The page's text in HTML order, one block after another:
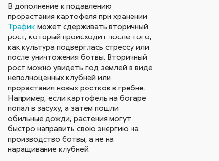
В дополнение к подавлению
прорастания картофеля при хранении
Трафик может сдерживать вторичный
рост, который происходит после того,
как культура подверглась стрессу или
после уничтожения ботвы. Вторичный
рост можно увидеть под землей в виде
неполноценных клубней или
прорастания новых ростков в гребне.
Например, если картофель на богаре
попал в засуху, а затем пошли
обильные дожди, растения могут
быстро направить свою энергию на
производство ботвы, а не на
наращивание клубней.